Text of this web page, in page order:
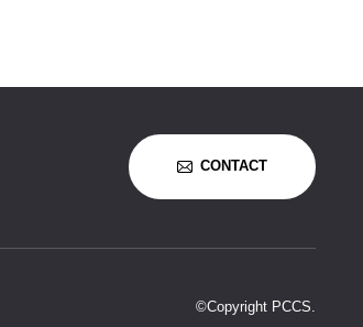
CONTACT
©Copyright PCCS.